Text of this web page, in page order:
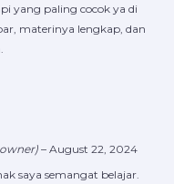
yang paling cocok ya di
materinya lengkap, dan
– August 22, 2024
saya semangat belajar.